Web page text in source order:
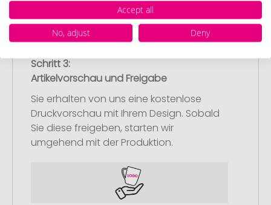
Schritt 3:
Artikelvorschau und Freigabe
Sie erhalten von uns eine kostenlose
Druckvorschau mit Ihrem Design. Sobald
Sie diese freigeben, starten wir
umgehend mit der Produktion.
Accept all
No, adjust
Deny